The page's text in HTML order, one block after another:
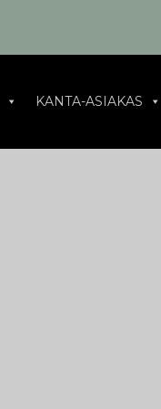
KANTA-ASIAKAS